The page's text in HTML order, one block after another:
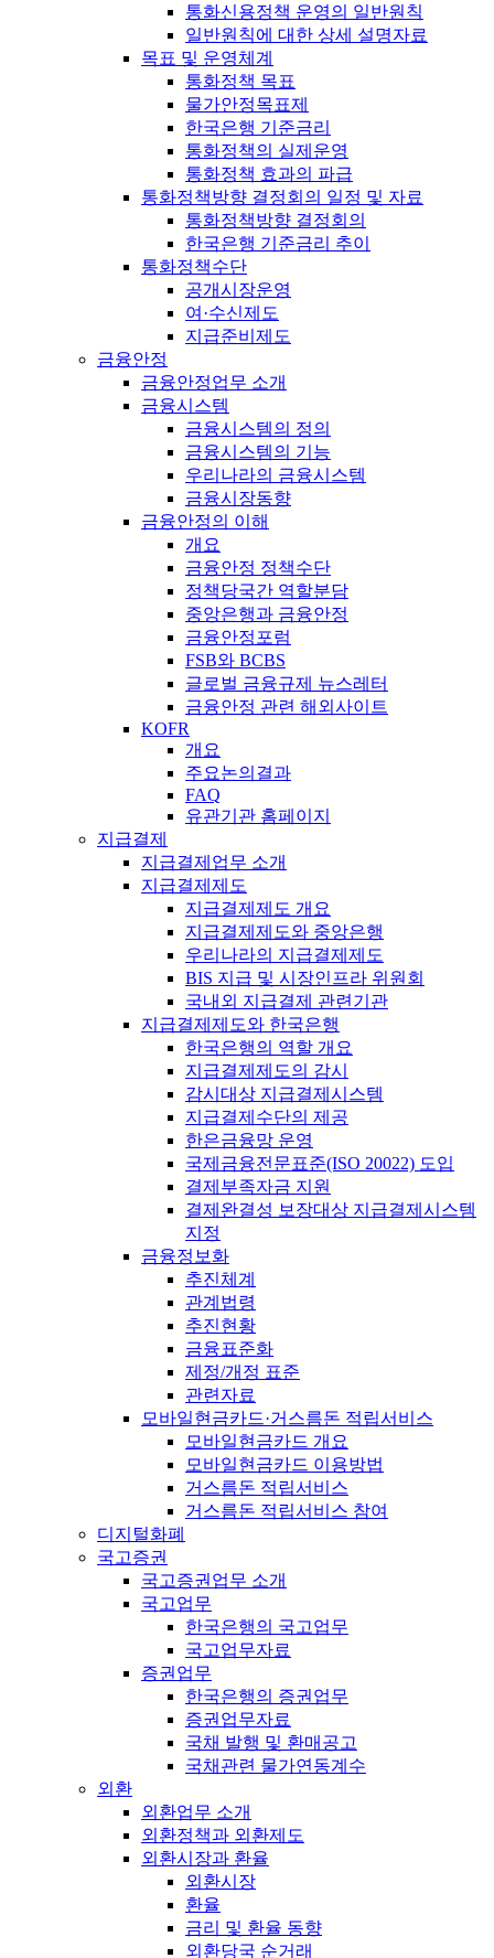
통화신용정책 운영의 일반원칙
일반원칙에 대한 상세 설명자료
목표 및 운영체계
통화정책 목표
물가안정목표제
한국은행 기준금리
통화정책의 실제운영
통화정책 효과의 파급
통화정책방향 결정회의 일정 및 자료
통화정책방향 결정회의
한국은행 기준금리 추이
통화정책수단
공개시장운영
여·수신제도
지급준비제도
금융안정
금융안정업무 소개
금융시스템
금융시스템의 정의
금융시스템의 기능
우리나라의 금융시스템
금융시장동향
금융안정의 이해
개요
금융안정 정책수단
정책당국간 역할분담
중앙은행과 금융안정
금융안정포럼
FSB와 BCBS
글로벌 금융규제 뉴스레터
금융안정 관련 해외사이트
KOFR
개요
주요논의결과
FAQ
유관기관 홈페이지
지급결제
지급결제업무 소개
지급결제제도
지급결제제도 개요
지급결제제도와 중앙은행
우리나라의 지급결제제도
BIS 지급 및 시장인프라 위원회
국내외 지급결제 관련기관
지급결제제도와 한국은행
한국은행의 역할 개요
지급결제제도의 감시
감시대상 지급결제시스템
지급결제수단의 제공
한은금융망 운영
국제금융전문표준(ISO 20022) 도입
결제부족자금 지원
결제완결성 보장대상 지급결제시스템
지정
금융정보화
추진체계
관계법령
추진현황
금융표준화
제정/개정 표준
관련자료
모바일현금카드·거스름돈 적립서비스
모바일현금카드 개요
모바일현금카드 이용방법
거스름돈 적립서비스
거스름돈 적립서비스 참여
디지털화폐
국고증권
국고증권업무 소개
국고업무
한국은행의 국고업무
국고업무자료
증권업무
한국은행의 증권업무
증권업무자료
국채 발행 및 환매공고
국채관련 물가연동계수
외환
외환업무 소개
외환정책과 외환제도
외환시장과 환율
외환시장
환율
금리 및 환율 동향
외환당국 순거래